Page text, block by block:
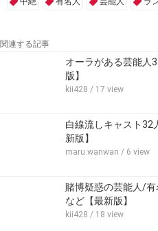
関連する記事
オーラがある芸能人
版】
kii428 / 17 view
白線流しキャスト32
新版】
maru.wanwan / 6 view
賭博疑惑の芸能人/
など【最新版】
kii428 / 18 view